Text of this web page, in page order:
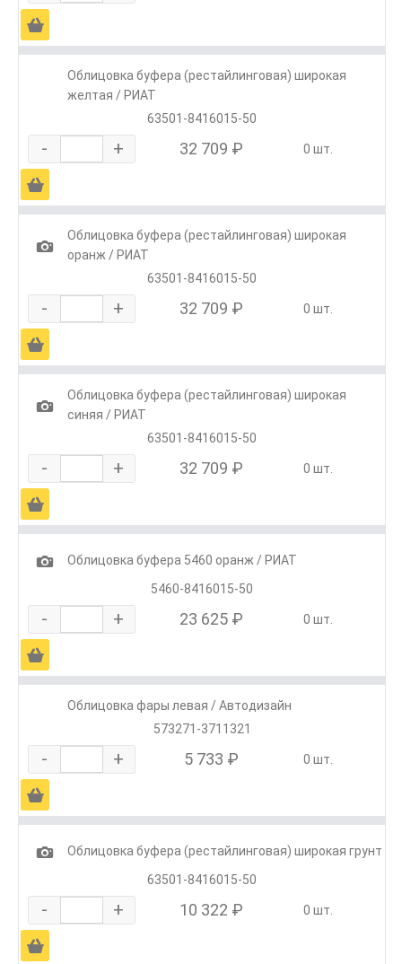
Ä
Облицовка буфера (рестайлинговая) широкая
желтая / РИАТ
63501-8416015-50
- + 32 709 ₽ 0 шт.
Ä
1
Облицовка буфера (рестайлинговая) широкая
оранж / РИАТ
63501-8416015-50
- + 32 709 ₽ 0 шт.
Ä
1
Облицовка буфера (рестайлинговая) широкая
синяя / РИАТ
63501-8416015-50
- + 32 709 ₽ 0 шт.
Ä
1
Облицовка буфера 5460 оранж / РИАТ
5460-8416015-50
- + 23 625 ₽ 0 шт.
Ä
Облицовка фары левая / Автодизайн
573271-3711321
- + 5 733 ₽ 0 шт.
Ä
1
Облицовка буфера (рестайлинговая) широкая грунт
63501-8416015-50
- + 10 322 ₽ 0 шт.
Ä